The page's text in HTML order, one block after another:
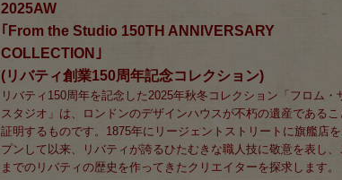
2025AW
｢From the Studio 150TH ANNIVERSARY
COLLECTION｣
(リバティ創業150周年記念コレクション)
リバティ150周年を記念した2025年秋冬コレクション「フロム・
スタジオ」は、ロンドンのデザインハウスが不朽の遺産であるこ
証明するものです。1875年にリージェントストリートに旗艦店
プンして以来、リバティが誇るひたむきな職人技に敬意を表し、
までのリバティの歴史を作ってきたクリエイターを探求します。